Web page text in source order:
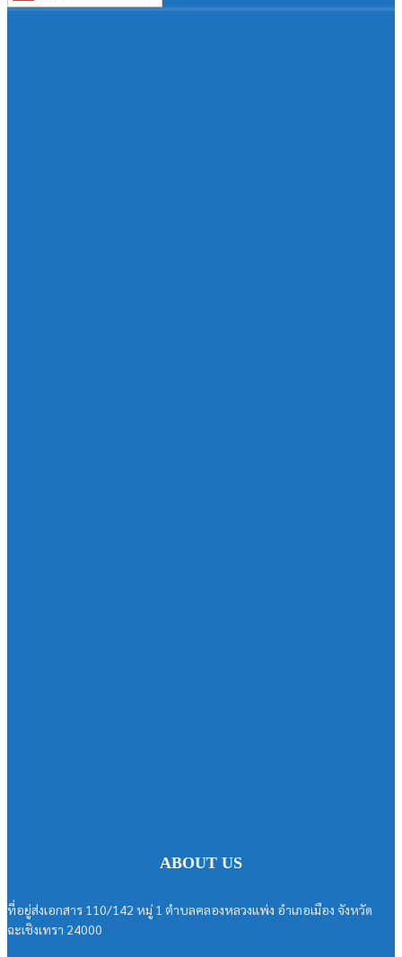
ABOUT US
ที่อยู่ส่งเอกสาร 110/142 หมู่ 1 ตำบลคลองหลวงแพ่ง อำเภอเมือง จังหวัด
ฉะเชิงเทรา 24000